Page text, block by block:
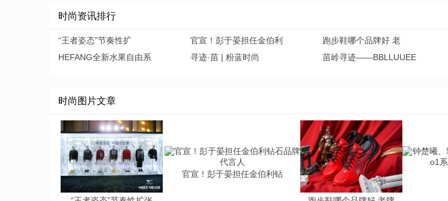
时尚资讯排行
“王者姿态”节奏性扩 官宣！彭于晏担任金伯利 跑步鞋哪个品牌好 老
HEFANG全新水果自由系
寻迹·苗 | 粉蓝时尚 苗岭寻迹——BBLLUUEE
时尚图片文章
官宣！彭于晏担任金伯利钻